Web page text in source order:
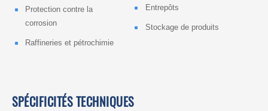
Protection contre la
corrosion
Raffineries et pétrochimie
Entrepôts
Stockage de produits
SPÉCIFICITÉS TECHNIQUES